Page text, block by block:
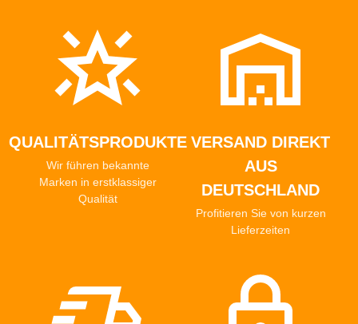
QUALITÄTSPRODUKTE
Wir führen bekannte
Marken in erstklassiger
Qualität
VERSAND DIREKT
AUS
DEUTSCHLAND
Profitieren Sie von kurzen
Lieferzeiten